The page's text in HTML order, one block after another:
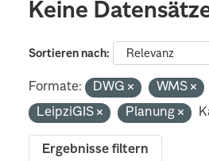
Keine
Sortieren nach
Formate: DWG WMS
LeipziGIS
Planung
Ergebnisse filtern